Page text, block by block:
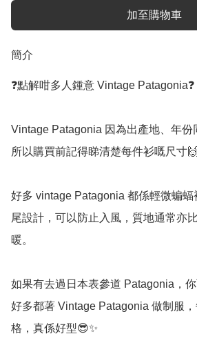
加至購物車
簡介
❓點解咁多人鍾意 Vintage Patagonia❓
Vintage Patagonia 因為出產地、年份
所以購買前記得睇清楚每件衫嘅尺寸🙌
好多 vintage Patagonia 都係輕微蝙
尾設計，可以防止入風，質地通常亦
暖。
如果有去過日本表參道 Patagonia，
好多都著 Vintage Patagonia 做制服
格，真係好型😎✨